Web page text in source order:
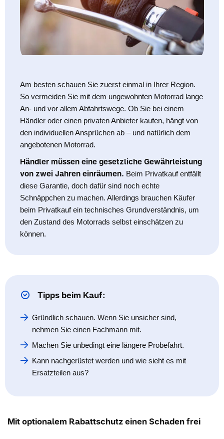
Am besten schauen Sie zuerst einmal in Ihrer Region.
So vermeiden Sie mit dem ungewohnten Motorrad lange
An- und vor allem Abfahrtswege. Ob Sie bei einem
Händler oder einen privaten Anbieter kaufen, hängt von
den individuellen Ansprüchen ab – und natürlich dem
angebotenen Motorrad.
Händler müssen eine gesetzliche Gewährleistung
von zwei Jahren einräumen. Beim Privatkauf entfällt
diese Garantie, doch dafür sind noch echte
Schnäppchen zu machen. Allerdings brauchen Käufer
beim Privatkauf ein technisches Grundverständnis, um
den Zustand des Motorrads selbst einschätzen zu
können.
Tipps beim Kauf:
Gründlich schauen. Wenn Sie unsicher sind,
nehmen Sie einen Fachmann mit.
Machen Sie unbedingt eine längere Probefahrt.
Kann nachgerüstet werden und wie sieht es mit
Ersatzteilen aus?
Mit optionalem Rabattschutz einen Schaden frei